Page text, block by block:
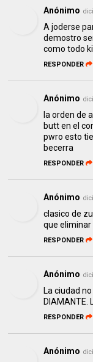
Anónimo
A joderse
demostro
como todo
RESPONDER
Anónimo
la orden de
butt en el
pwro esto
becerra
RESPONDER
Anónimo
clasico de
que eliminar
RESPONDER
Anónimo
La ciudad
DIAMANTE.
RESPONDER
Anónimo